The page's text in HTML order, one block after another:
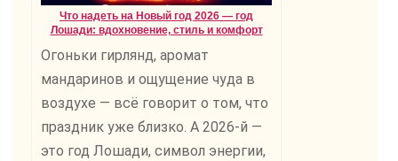
Что надеть на Новый год 2026 — год
Лошади: вдохновение, стиль и комфорт
Огоньки гирлянд, аромат
мандаринов и ощущение чуда в
воздухе — всё говорит о том, что
праздник уже близко. А 2026-й —
это год Лошади, символ энергии,